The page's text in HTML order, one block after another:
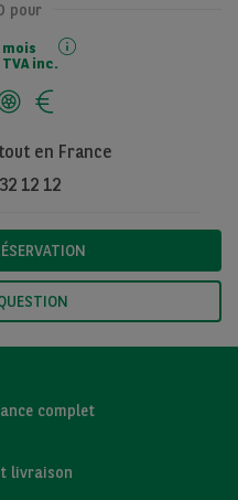
pour
mois
TVA inc.
en France
12 12
complet
livraison